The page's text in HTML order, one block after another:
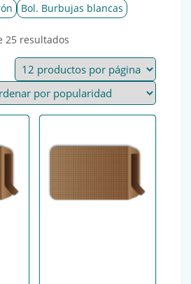
Bol. Burbujas blancas
25 resultados